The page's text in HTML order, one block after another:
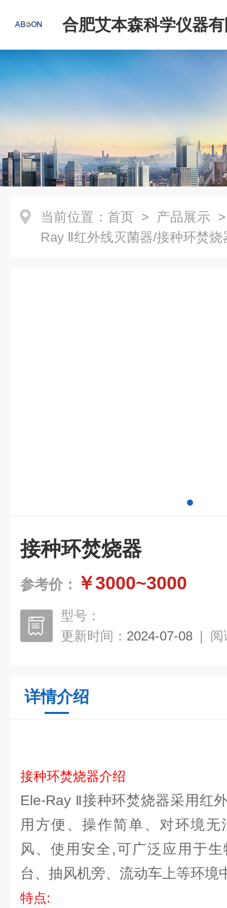
合肥艾本森科学仪器
当前位置： 首页 > 产品展示
Ray Ⅱ红外线灭菌器/接种环焚烧
接种环焚烧器
参考价： ￥3000~3000
型号：
更新时间： 2024-07-08 | 阅
详情介绍
接种环焚烧器介绍
Ele-Ray Ⅱ接种环焚烧器采用红
用方便、操作简单、对环境
风、使用安全,可广泛应用于
台、抽风机旁、流动车上等环境
特点: